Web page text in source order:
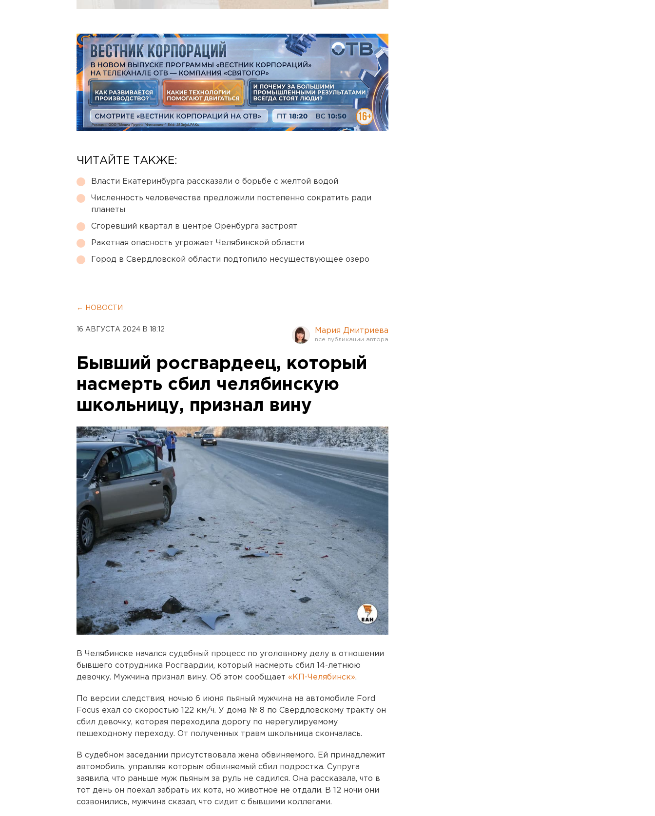
ЧИТАЙТЕ ТАКЖЕ:
Власти Екатеринбурга рассказали о борьбе с желтой водой
Численность человечества предложили постепенно сократить ради
планеты
Сгоревший квартал в центре Оренбурга застроят
Ракетная опасность угрожает Челябинской области
Город в Свердловской области подтопило несуществующее озеро
← НОВОСТИ
16 АВГУСТА 2024 В 18:12 Мария Дмитриева
Бывший росгвардеец, который
насмерть сбил челябинскую
школьницу, признал вину
В Челябинске начался судебный процесс по уголовному делу в отношении
бывшего сотрудника Росгвардии, который насмерть сбил 14-летнюю
девочку. Мужчина признал вину. Об этом сообщает «КП-Челябинск».
По версии следствия, ночью 6 июня пьяный мужчина на автомобиле Ford
Focus ехал со скоростью 122 км/ч. У дома № 8 по Свердловскому тракту он
сбил девочку, которая переходила дорогу по нерегулируемому
пешеходному переходу. От полученных травм школьница скончалась.
В судебном заседании присутствовала жена обвиняемого. Ей принадлежит
автомобиль, управляя которым обвиняемый сбил подростка. Супруга
заявила, что раньше муж пьяным за руль не садился. Она рассказала, что в
тот день он поехал забрать их кота, но животное не отдали. В 12 ночи они
созвонились, мужчина сказал, что сидит с бывшими коллегами.